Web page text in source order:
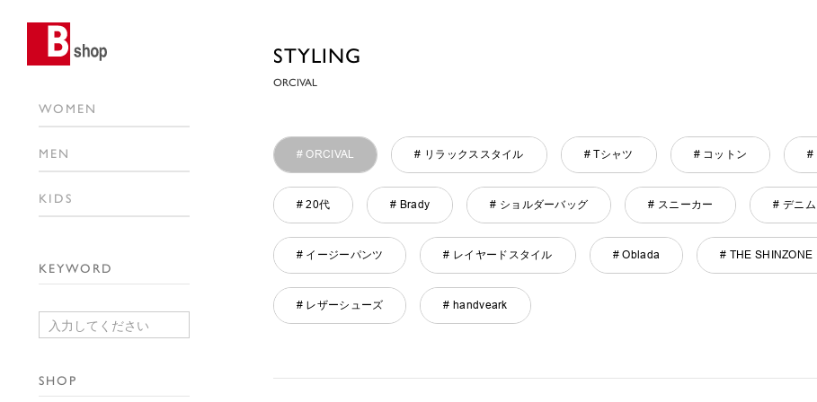
WOMEN
MEN
KIDS
KEYWORD
SHOP
STYLING
ORCIVAL
# ORCIVAL # リラックススタイル # Tシャツ # コットン #
# 20代 # Brady # ショルダーバッグ # スニーカー # デニム
# イージーパンツ # レイヤードスタイル # Oblada # THE SHINZONE
# レザーシューズ # handveark